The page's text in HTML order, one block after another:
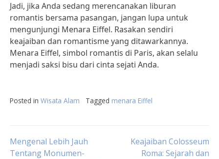
Jadi, jika Anda sedang merencanakan liburan
romantis bersama pasangan, jangan lupa untuk
mengunjungi Menara Eiffel. Rasakan sendiri
keajaiban dan romantisme yang ditawarkannya.
Menara Eiffel, simbol romantis di Paris, akan selalu
menjadi saksi bisu dari cinta sejati Anda.
Posted in Wisata Alam Tagged menara Eiffel
Post
Mengenal Lebih Jauh
Tentang Monumen-
Keajaiban Colosseum
Roma: Sejarah dan